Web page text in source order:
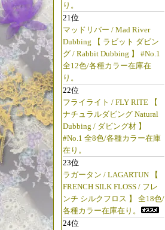
り。
21位
マッドリバー / Mad River
Dubbing 【 ラビット ダビン
グ / Rabbit Dubbing 】 #No.1
全12色/各種カラー在庫在
り。
22位
フライライト / FLY RITE 【
ナチュラルダビング Natural
Dubbing / ダビング材 】
#No.1 全8色/各種カラー在庫
在り。
23位
ラガータン / LAGARTUN 【
FRENCH SILK FLOSS / フレ
ンチ シルクフロス 】 全18色/
各種カラー在庫在り。
24位